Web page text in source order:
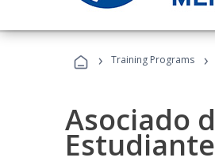
› Training Programs ›
Asociado